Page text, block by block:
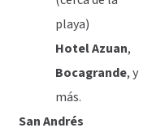
playa)
Hotel Azuan,
Bocagrande, y
más.
San Andrés